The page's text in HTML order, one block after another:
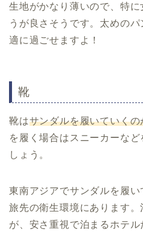
生地がかなり薄いので、特
うが良さそうです。太めの
適に過ごせますよ！
靴
靴はサンダルを履いていくの
を履く場合はスニーカーな
しょう。
東南アジアでサンダルを履い
旅先の衛生環境にあります
が、安さ重視で泊まるホテ